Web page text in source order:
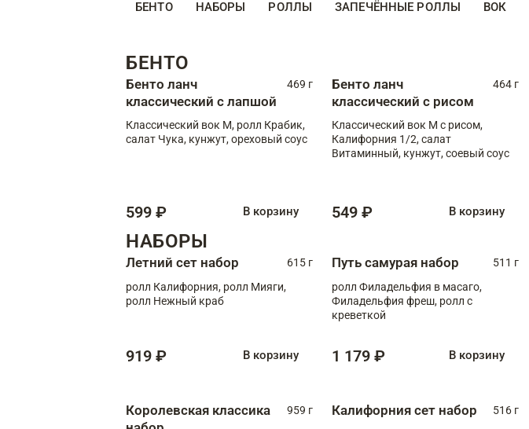
БЕНТО НАБОРЫ РОЛЛЫ ЗАПЕЧЁННЫЕ РОЛЛЫ ВОК
БЕНТО
Бенто ланч
классический с лапшой
469 г
Классический вок М, ролл Крабик,
салат Чука, кунжут, ореховый соус
599 ₽ В корзину
Бенто ланч
классический с рисом
464 г
Классический вок М с рисом,
Калифорния 1/2, салат
Витаминный, кунжут, соевый соус
549 ₽ В корзину
НАБОРЫ
Летний сет набор
615 г
ролл Калифорния, ролл Мияги,
ролл Нежный краб
919 ₽ В корзину
Путь самурая набор
511 г
ролл Филадельфия в масаго,
Филадельфия фреш, ролл с
креветкой
1 179 ₽ В корзину
Королевская классика
959 г Калифорния сет набор
516 г